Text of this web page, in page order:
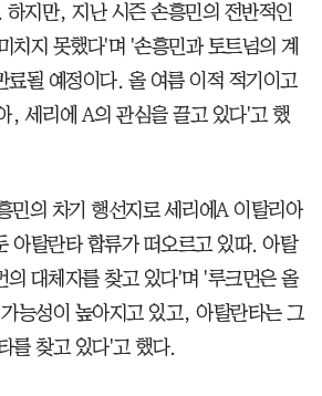
하지만, 지난 시즌 손흥민의 전반적인
치지 못했다'며 '손흥민과 토트넘의 계
료될 예정이다. 올 여름 이적 적기이고
, 세리에 A의 관심을 끌고 있다'고 했
민의 차기 행선지로 세리에A 이탈리아
아탈란타 합류가 떠오르고 있따. 아탈
의 대체자를 찾고 있다'며 '루크먼은 올
능성이 높아지고 있고, 아탈란타는 그
를 찾고 있다'고 했다.